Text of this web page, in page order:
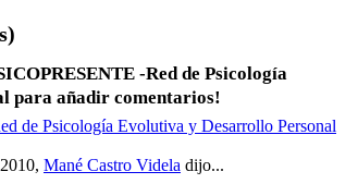
-Red de Psicología
para añadir comentarios!
de Psicología Evolutiva y Desarrollo Personal
Mané Castro Videla dijo...